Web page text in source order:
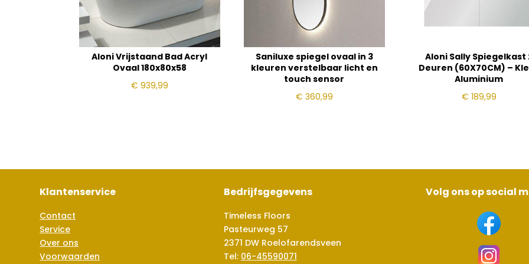
Aloni Vrijstaand Bad Acryl
Ovaal 180x80x58
€ 939,99
Saniluxe spiegel ovaal in 3
kleuren verstelbaar licht en
touch sensor
€ 360,99
Aloni Sally Spiegelkast
Deuren (60X70CM) –
Aluminium
€ 189,99
Klantenservice
Contact
Service
Over ons
Voorwaarden
Bedrijfsgegevens
Timeless Floors
Pasteurweg 57
2371 DW Roelofarendsveen
Tel: 06-45590071
Volg ons op social